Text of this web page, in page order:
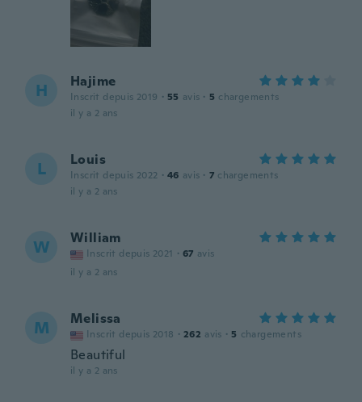
H Hajime
Inscrit depuis 2019 · 55 avis · 5 chargements
il y a 2 ans
L Louis
Inscrit depuis 2022 · 46 avis · 7 chargements
il y a 2 ans
W William
Inscrit depuis 2021 · 67 avis
il y a 2 ans
M Melissa
Inscrit depuis 2018 · 262 avis · 5 chargements
Beautiful
il y a 2 ans